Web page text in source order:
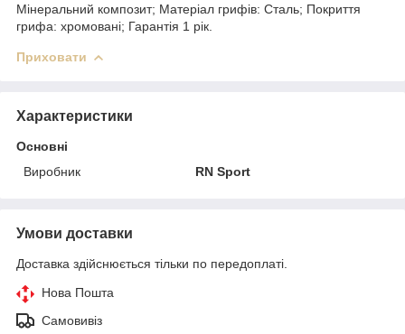
Мінеральний композит; Матеріал грифів: Сталь; Покриття
грифа: хромовані; Гарантія 1 рік.
Приховати
Характеристики
Основні
Виробник
RN Sport
Умови доставки
Доставка здійснюється тільки по передоплаті.
Нова Пошта
Самовивіз